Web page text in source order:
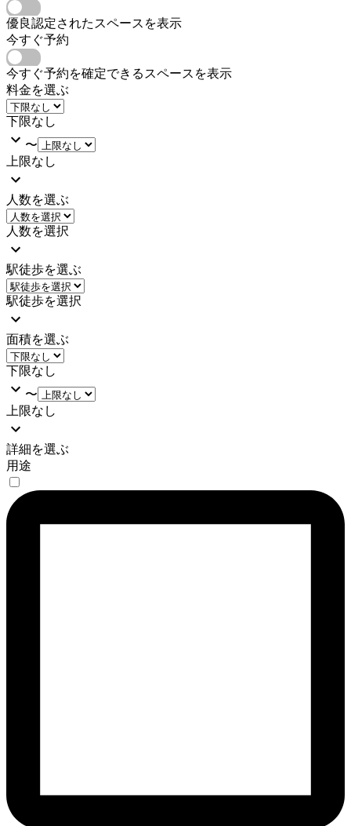
優良認定されたスペースを表示
今すぐ予約
今すぐ予約を確定できるスペースを表示
料金を選ぶ
下限なし
〜
上限なし
人数を選ぶ
人数を選択
駅徒歩を選ぶ
駅徒歩を選択
面積を選ぶ
下限なし
〜
上限なし
詳細を選ぶ
用途